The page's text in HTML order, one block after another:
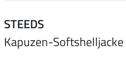
STEEDS
Kapuzen-Softshelljacke